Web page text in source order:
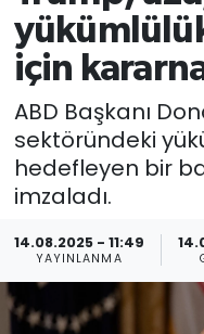
için
ABD Başkanı
sektöründeki
hedefleyen bir
imzaladı.
14.08.2025 - 11:49
YAYINLANMA
SİYASET
MAGAZİN
Son Dakika
Haber Arşivi